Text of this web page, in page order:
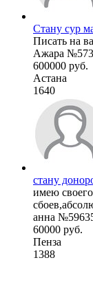
Стану сур
Писать на
Ажара
600000 руб.
Астана
1640
стану
имею
анна
60000 руб.
Пенза
1388